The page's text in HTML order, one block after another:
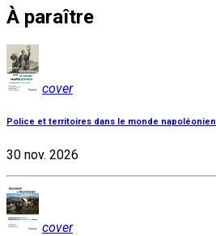
À paraître
cover
Police et territoires dans le monde napoléonien
30 nov. 2026
cover